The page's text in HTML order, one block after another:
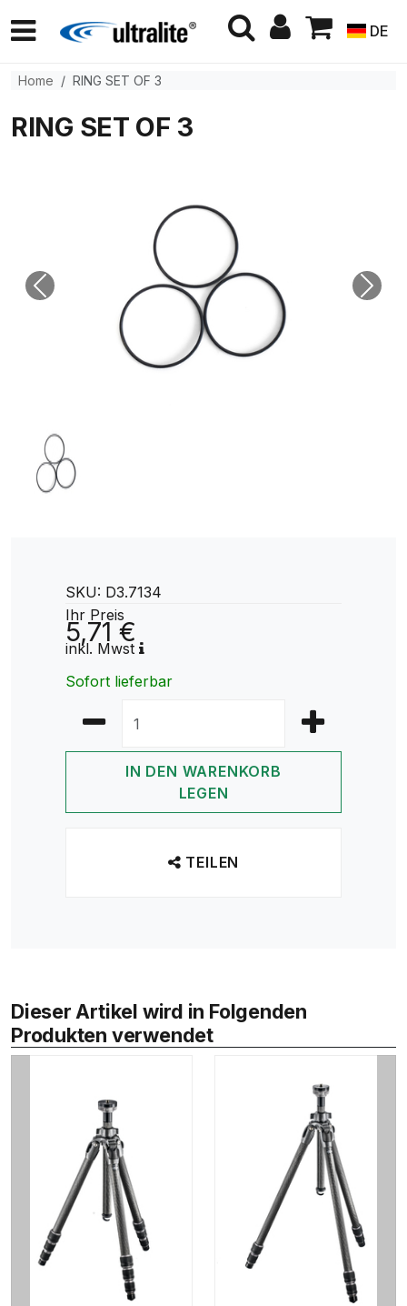
DE
Home RING SET OF 3
RING SET OF 3
Previous Next
SKU: D3.7134
Ihr Preis
5,71 €
inkl. Mwst
Sofort lieferbar
IN DEN WARENKORB
LEGEN
TEILEN
Dieser Artikel wird in Folgenden
Produkten verwendet